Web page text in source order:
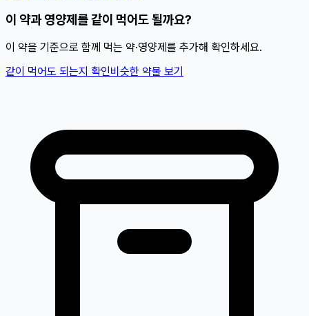
이 약과 영양제를 같이 먹어도 될까요?
이 약을 기준으로 함께 먹는 약·영양제를 추가해 확인하세요.
같이 먹어도 되는지 확인비슷한 약물 보기